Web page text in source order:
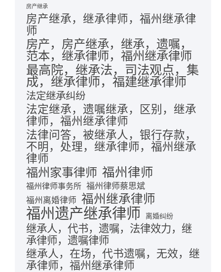
房产继承
房产继承，继承律师，福州继承律
师
房产，房产继承，继承，遗嘱，
范本，继承律师，福州继承律师
最高院，继承法，司法观点，集
成，继承律师，福建继承律师
法定继承纠纷
法定继承，遗嘱继承，区别，继承
律师，福州继承律师
法律问答，被继承人，银行存款，
不明，处理，继承律师，福州继承
律师
福州家事律师 福州律师
福州律师事务所 福州律师蔡思斌
福州离婚律师 福州继承律师
福州遗产继承律师 离婚纠纷
继承人，代书，遗嘱，法律效力，继
承律师，遗嘱律师
继承人，在场，代书遗嘱，无效，继
承律师，福州继承律师